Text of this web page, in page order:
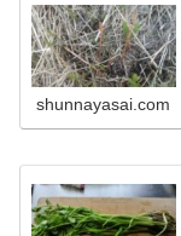
shunnayasai.com